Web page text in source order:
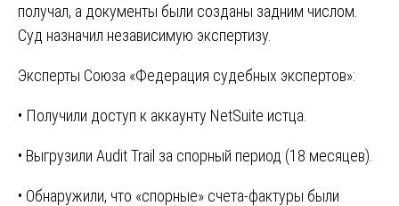
получал, а документы были созданы задним числом.
Суд назначил независимую экспертизу.
Эксперты Союза «Федерация судебных экспертов»:
• Получили доступ к аккаунту NetSuite истца.
• Выгрузили Audit Trail за спорный период (18 месяцев).
• Обнаружили, что «спорные» счета-фактуры были